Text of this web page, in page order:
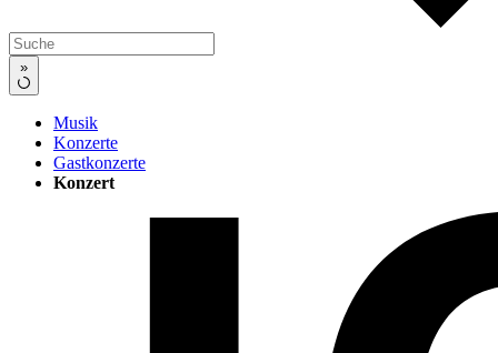
»
Musik
Konzerte
Gastkonzerte
Konzert